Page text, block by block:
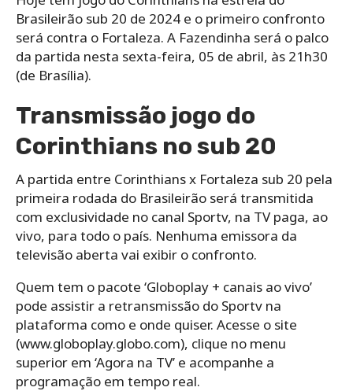
Brasileirão sub 20 de 2024 e o primeiro confronto
será contra o Fortaleza. A Fazendinha será o palco
da partida nesta sexta-feira, 05 de abril, às 21h30
(de Brasília).
Transmissão jogo do
Corinthians no sub 20
A partida entre Corinthians x Fortaleza sub 20 pela
primeira rodada do Brasileirão será transmitida
com exclusividade no canal Sportv, na TV paga, ao
vivo, para todo o país. Nenhuma emissora da
televisão aberta vai exibir o confronto.
Quem tem o pacote ‘Globoplay + canais ao vivo’
pode assistir a retransmissão do Sportv na
plataforma como e onde quiser. Acesse o site
(www.globoplay.globo.com), clique no menu
superior em ‘Agora na TV’ e acompanhe a
programação em tempo real.